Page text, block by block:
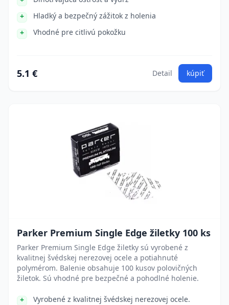
Hladký a bezpečný zážitok z holenia
Vhodné pre citlivú pokožku
5.1 € Detail kúpiť
Parker Premium Single Edge žiletky 100 ks
Parker Premium Single Edge žiletky sú vyrobené z
kvalitnej švédskej nerezovej ocele a potiahnuté
polymérom. Balenie obsahuje 100 kusov polovičných
žiletok. Sú vhodné pre bezpečné a pohodlné holenie.
Vyrobené z kvalitnej švédskej nerezovej ocele.